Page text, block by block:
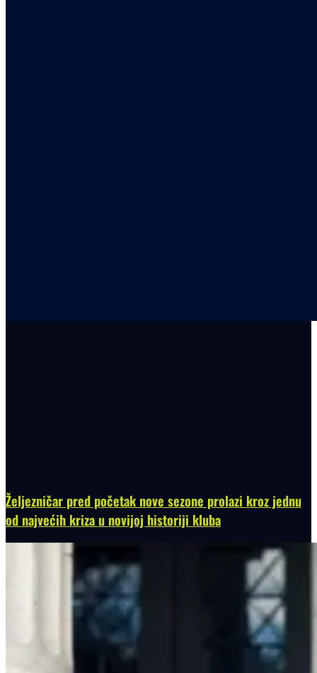
Željezničar pred početak nove sezone prolazi kroz jednu
od najvećih kriza u novijoj historiji kluba